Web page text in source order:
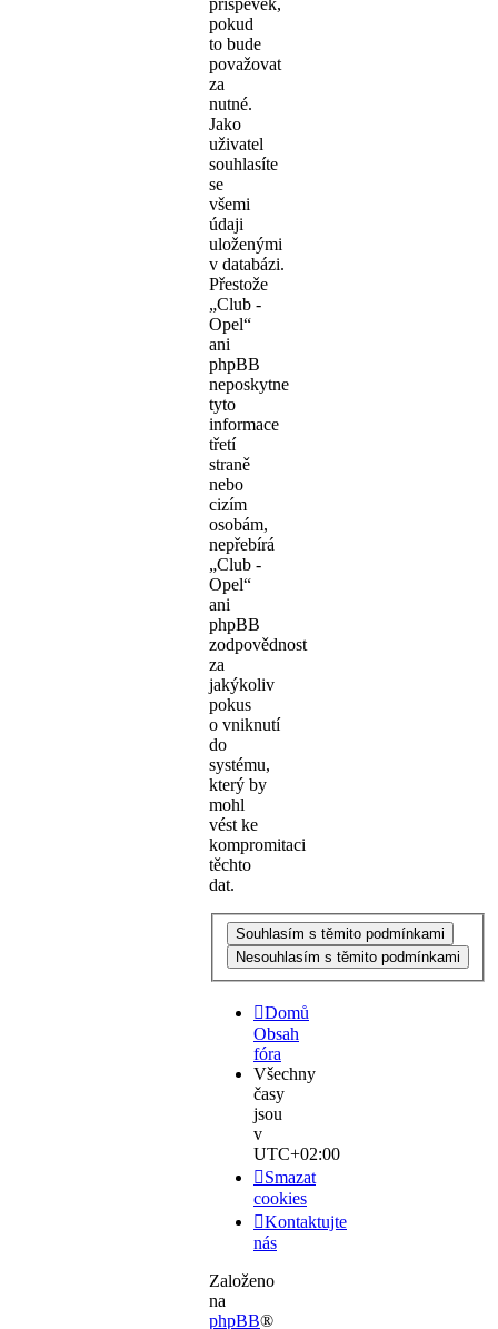
příspěvek,
pokud
to bude
považovat
za
nutné.
Jako
uživatel
souhlasíte
se
všemi
údaji
uloženými
v databázi.
Přestože
„Club -
Opel“
ani
phpBB
neposkytne
tyto
informace
třetí
straně
nebo
cizím
osobám,
nepřebírá
„Club -
Opel“
ani
phpBB
zodpovědnost
za
jakýkoliv
pokus
o vniknutí
do
systému,
který by
mohl
vést ke
kompromitaci
těchto
dat.
Domů
Obsah
fóra
Všechny
časy
jsou
v
UTC+02:00
Smazat
cookies
Kontaktujte
nás
Založeno
na
phpBB®